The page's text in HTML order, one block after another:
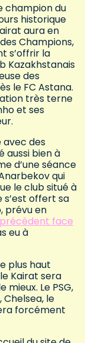
champion du
historique
aura en
Champions,
s’offrir la
Kazakhstanais
des
le FC Astana.
très terne
et ses
avec des
aussi bien à
d’une séance
qui
le club situé à
s’est offert sa
prévu en
face
eu à
plus haut
Kairat sera
Le PSG,
Chelsea, le
forcément